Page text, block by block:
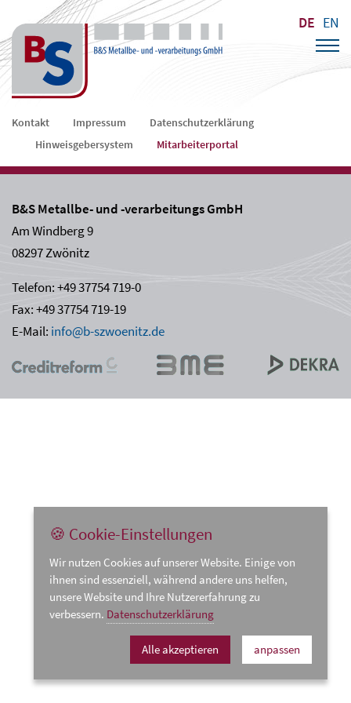
DE EN
Navigation
Kontakt Impressum
Datenschutzerklärung
Hinweisgebersystem
Mitarbeiterportal
B&S Metallbe- und -verarbeitungs GmbH
Am Windberg 9
08297 Zwönitz
Telefon: +49 37754 719-0
Fax: +49 37754 719-19
E-Mail: info@b-szwoenitz.de
🍪 Cookie-Einstellungen
Wir nutzen Cookies auf unserer Website. Einige von
ihnen sind essenziell, während andere uns helfen,
unsere Website und Ihre Nutzererfahrung zu
verbessern. Datenschutzerklärung
Alle akzeptieren anpassen